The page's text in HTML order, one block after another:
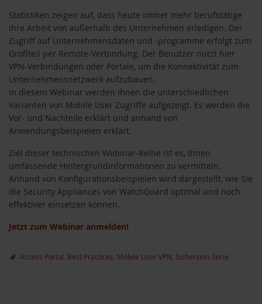
Statistiken zeigen auf, dass heute immer mehr berufstätige
ihre Arbeit von außerhalb des Unternehmen erledigen. Der
Zugriff auf Unternehmensdaten und -programme erfolgt zum
Großteil per Remote-Verbindung. Der Benutzer nutzt hier
VPN-Verbindungen oder Portale, um die Konnektivität zum
Unternehmensnetzwerk aufzubauen.
In diesem Webinar werden Ihnen die unterschiedlichen
Varianten von Mobile User Zugriffe aufgezeigt. Es werden die
Vor- und Nachteile erklärt und anhand von
Anwendungsbeispielen erklärt.
Ziel dieser technischen Webinar-Reihe ist es, Ihnen
umfassende Hintergrundinformationen zu vermitteln.
Anhand von Konfigurationsbeispielen wird dargestellt, wie Sie
die Security Appliances von WatchGuard optimal und noch
effektiver einsetzen können.
Jetzt zum Webinar anmelden!
Access Portal Best Practices Mobile User VPN Sichersein-Serie